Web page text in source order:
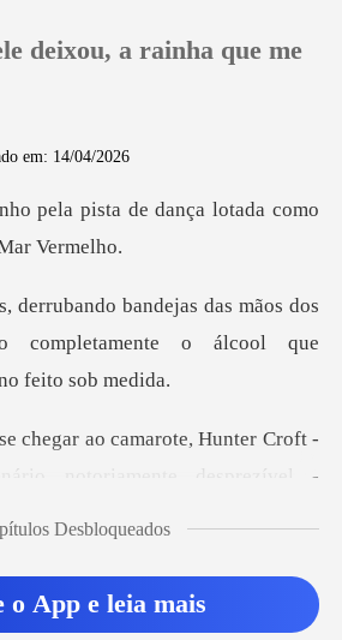
deixou, a rainha que me
em: 14/04/2026
ista de dança lotada como
ãos dos
completamente o álc
e, Hunter Croft -
Desbloqueados
o App e leia mais